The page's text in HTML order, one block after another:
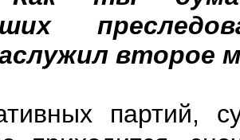
второе
партий,